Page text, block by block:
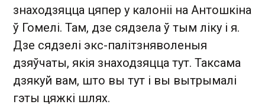
знаходзяцца цяпер у калоніі на Антошкіна
ў Гомелі. Там, дзе сядзела ў тым ліку і я.
Дзе сядзелі экс-палітзняволеныя
дзяўчаты, якія знаходзяцца тут. Таксама
дзякуй вам, што вы тут і вы вытрымалі
гэты цяжкі шлях.